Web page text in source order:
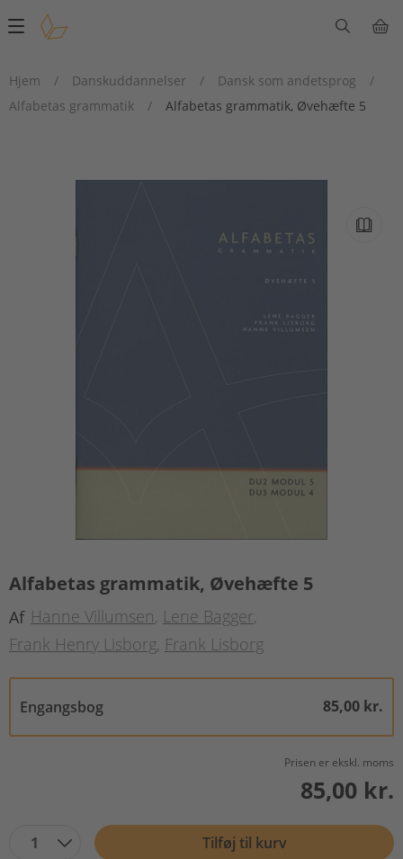
Main
Hjem
/ Danskuddannelser / Dansk som andetsprog
/
Alfabetas grammatik
/ Alfabetas grammatik, Øvehæfte 5
Alfabetas grammatik, Øvehæfte 5
Af Hanne Villumsen Lene Bagger
Frank Henry Lisborg Frank Lisborg
Engangsbog 85,00 kr.
Prisen er ekskl. moms
85,00 kr.
1 Tilføj til kurv